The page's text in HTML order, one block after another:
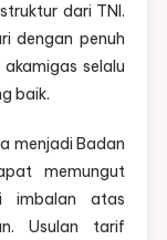
dari TNI.
dengan penuh
selalu
baik.
menjadi Badan
memungut
imbalan atas
Usulan tarif